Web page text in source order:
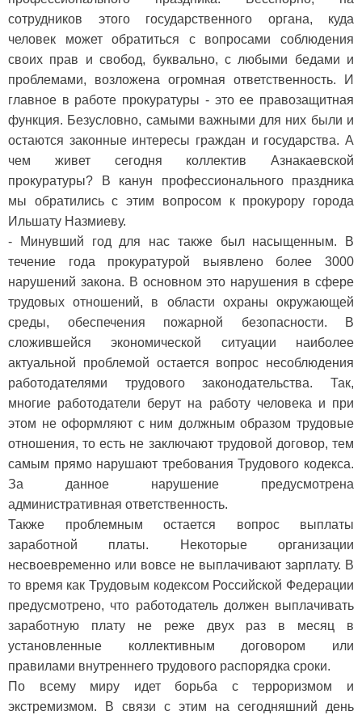
сотрудников этого государственного органа, куда
человек может обратиться с вопросами соблюдения
своих прав и свобод, буквально, с любыми бедами и
проблемами, возложена огромная ответственность. И
главное в работе прокуратуры - это ее правозащитная
функция. Безусловно, самыми важными для них были и
остаются законные интересы граждан и государства. А
чем живет сегодня коллектив Азнакаевской
прокуратуры? В канун профессионального праздника
мы обратились с этим вопросом к прокурору города
Ильшату Назмиеву.
- Минувший год для нас также был насыщенным. В
течение года прокуратурой выявлено более 3000
нарушений закона. В основном это нарушения в сфере
трудовых отношений, в области охраны окружающей
среды, обеспечения пожарной безопасности. В
сложившейся экономической ситуации наиболее
актуальной проблемой остается вопрос несоблюдения
работодателями трудового законодательства. Так,
многие работодатели берут на работу человека и при
этом не оформляют с ним должным образом трудовые
отношения, то есть не заключают трудовой договор, тем
самым прямо нарушают требования Трудового кодекса.
За данное нарушение предусмотрена
административная ответственность.
Также проблемным остается вопрос выплаты
заработной платы. Некоторые организации
несвоевременно или вовсе не выплачивают зарплату. В
то время как Трудовым кодексом Российской Федерации
предусмотрено, что работодатель должен выплачивать
заработную плату не реже двух раз в месяц в
установленные коллективным договором или
правилами внутреннего трудового распорядка сроки.
По всему миру идет борьба с терроризмом и
экстремизмом. В связи с этим на сегодняшний день